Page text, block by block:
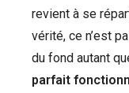
revient à se
vérité, ce n’est
du fond autant
parfait